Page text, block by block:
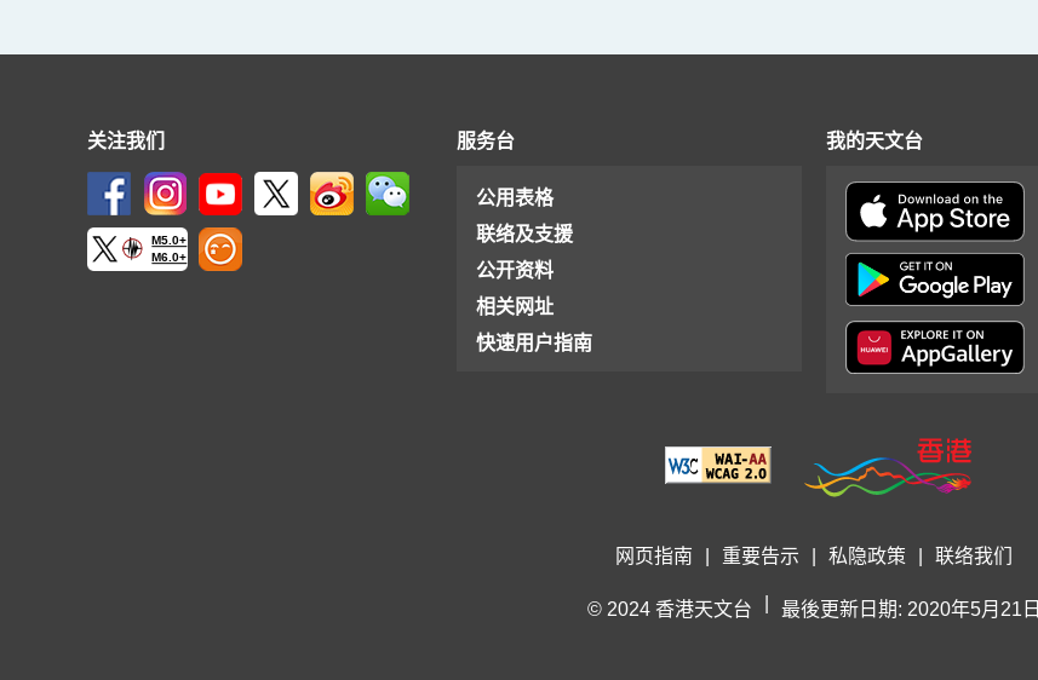
关注我们
M5.0+
M6.0+
服务台
公用表格
联络及支援
公开资料
相关网址
快速用户指南
我的天文台
网页指南 重要告示 私隐政策 联络我们
© 2024 香港天文台 最後更新日期: 2020年5月21日